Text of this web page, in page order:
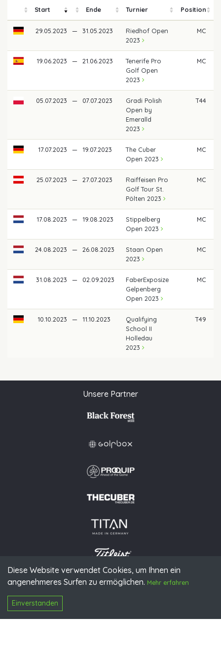
Diese Website verwendet Cookies, um Ihnen ein
angenehmeres Surfen zu ermöglichen. Mehr erfahren
Einverstanden
Start Ende Turnier Position
29.05.2023 — 31.05.2023
Riedhof Open
2023
MC
19.06.2023 — 21.06.2023
Tenerife Pro
Golf Open
2023
MC
05.07.2023 — 07.07.2023
Gradi Polish
Open by
Emeralld
2023
T44
17.07.2023 — 19.07.2023
The Cuber
Open 2023
MC
25.07.2023 — 27.07.2023
Raiffeisen Pro
Golf Tour St.
Pölten 2023
MC
17.08.2023 — 19.08.2023
Stippelberg
Open 2023
MC
24.08.2023 — 26.08.2023
Staan Open
2023
MC
31.08.2023 — 02.09.2023
FaberExposize
Gelpenberg
Open 2023
MC
10.10.2023 — 11.10.2023
Qualifying
School II
Holledau
2023
T49
Unsere Partner
© 2026 PGAoG